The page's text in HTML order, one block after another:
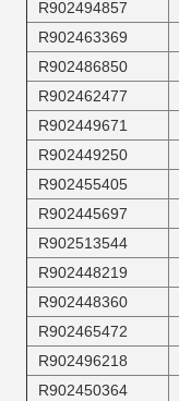
R902494857
R902463369
R902486850
R902462477
R902449671
R902449250
R902455405
R902445697
R902513544
R902448219
R902448360
R902465472
R902496218
R902450364